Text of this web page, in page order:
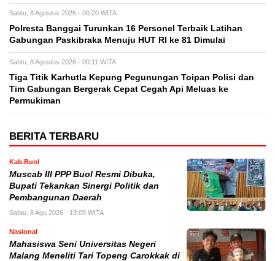
Sabtu, 8 Agustus 2026 - 00:20 WITA
Polresta Banggai Turunkan 16 Personel Terbaik Latihan
Gabungan Paskibraka Menuju HUT RI ke 81 Dimulai
Sabtu, 8 Agustus 2026 - 00:11 WITA
Tiga Titik Karhutla Kepung Pegunungan Toipan Polisi dan
Tim Gabungan Bergerak Cepat Cegah Api Meluas ke
Permukiman
BERITA TERBARU
Kab.Buol
Muscab III PPP Buol Resmi Dibuka,
Bupati Tekankan Sinergi Politik dan
Pembangunan Daerah
Sabtu, 8 Agu 2026 - 13:09 WITA
Nasional
Mahasiswa Seni Universitas Negeri
Malang Meneliti Tari Topeng Carokkak di